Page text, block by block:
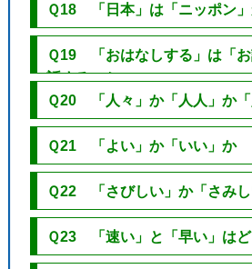
Ｑ18 「日本」は「ニッポン
Ｑ19 「おはなしする」は「
話する」か
Ｑ20 「人々」か「人人」か
Ｑ21 「よい」か「いい」か
Ｑ22 「さびしい」か「さみ
Ｑ23 「速い」と「早い」は